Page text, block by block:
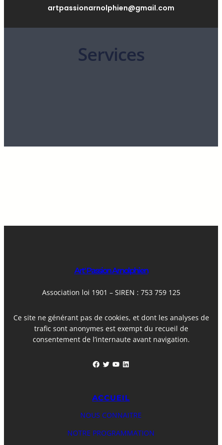
artpassionarnolphien@gmail.com
Services
Art' Passion Arnolphien
Association loi 1901 – SIREN : 753 759 125
Ce site ne générant pas de cookies, et dont les analyses de
trafic sont anonymes est exempt du recueil de
consentement de l’internaute avant navigation.
Facebook Twitter YouTube LinkedIn
ACCUEIL
NOUS CONNAITRE
NOTRE PROGRAMMATION